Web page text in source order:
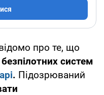
про те, що
систем
. Підозрюваний